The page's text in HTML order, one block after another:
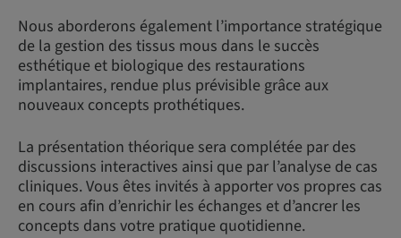
Nous aborderons également l’importance stratégique
de la gestion des tissus mous dans le succès
esthétique et biologique des restaurations
implantaires, rendue plus prévisible grâce aux
nouveaux concepts prothétiques.
La présentation théorique sera complétée par des
discussions interactives ainsi que par l’analyse de cas
cliniques. Vous êtes invités à apporter vos propres cas
en cours afin d’enrichir les échanges et d’ancrer les
concepts dans votre pratique quotidienne.